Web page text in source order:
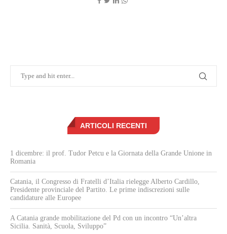
ARTICOLI RECENTI
1 dicembre: il prof. Tudor Petcu e la Giornata della Grande Unione in
Romania
Catania, il Congresso di Fratelli d’Italia rielegge Alberto Cardillo,
Presidente provinciale del Partito. Le prime indiscrezioni sulle
candidature alle Europee
A Catania grande mobilitazione del Pd con un incontro “Un’altra
Sicilia. Sanità, Scuola, Sviluppo”